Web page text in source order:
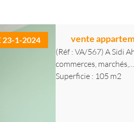
23-1-2024 vente
(Réf : VA/567) A Sidi
commerces,
Superficie : 105 m2